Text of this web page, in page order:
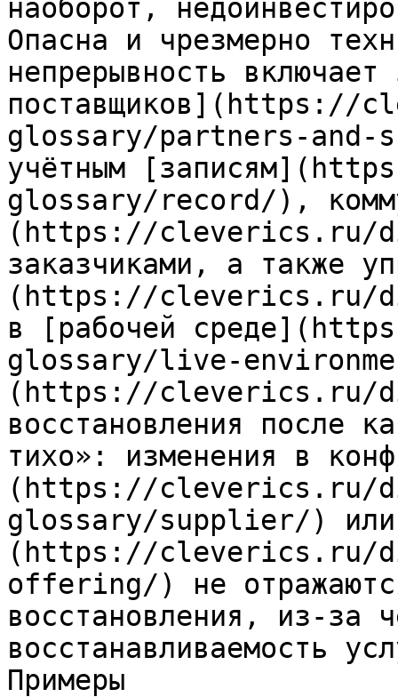
наоборот,
Опасна и чрезмерно
непрерывность
glossary/partners-and-
учётным
glossary/record/),
(https://cleverics.ru/
заказчиками, а также
(https://cleverics.ru/
в [рабочей
glossary/live-
(https://cleverics.ru/
восстановления после
тихо»: изменения в
(https://cleverics.ru/
glossary/supplier/) или
(https://cleverics.ru/
offering/) не
восстановления, из-за
восстанавливаемость
Примеры